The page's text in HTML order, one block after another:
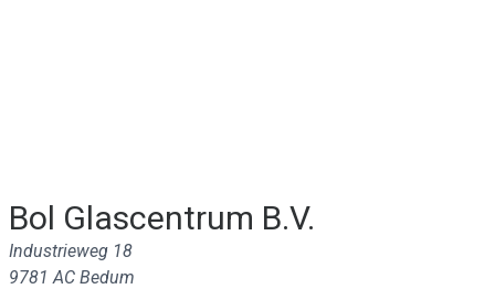
Bol Glascentrum B.V.
Industrieweg 18
9781 AC Bedum